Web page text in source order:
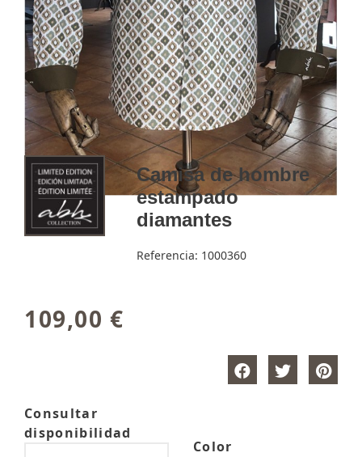
Camisa de hombre
estampado
diamantes
Referencia: 1000360
109,00 €
Consultar
disponibilidad
Color